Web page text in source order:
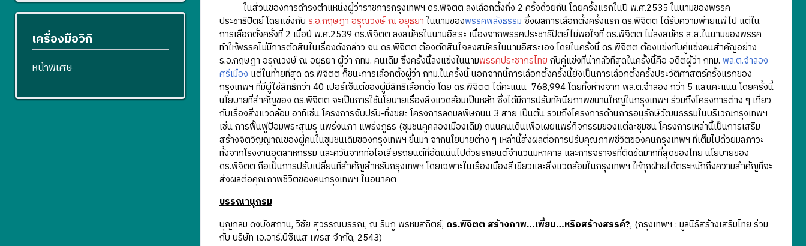
ในส่วนของการดำรงตำแหน่งผู้ว่าราชการกรุงเทพฯ ดร.พิจิตต ลงเลือกตั้งถึง 2 ครั้งด้วยกัน โดยครั้งแรกในปี พ.ศ.2535 ในนามของพรรค
ประชาธิปัตย์ โดยแข่งกับ ร.อ.กฤษฎา อรุณวงษ์ ณ อยุธยา ในนามของพรรคพลังธรรม ซึ่งผลการเลือกตั้งครั้งแรก ดร.พิจิตต ได้รับความพ่ายแพ้ไป แต่ใน
การเลือกตั้งครั้งที่ 2 เมื่อปี พ.ศ.2539 ดร.พิจิตต ลงสมัครในนามอิสระ เนื่องจากพรรคประชาธิปัตย์ไม่พอใจที่ ดร.พิจิตต ไม่ลงสมัคร ส.ส.ในนามของพรรค
ทำให้พรรคไม่มีการตัดสินในเรื่องดังกล่าว จน ดร.พิจิตต ต้องตัดสินใจลงสมัครในนามอิสระเอง โดยในครั้งนี้ ดร.พิจิตต ต้องแข่งกับคู่แข่งคนสำคัญอย่าง
ร.อ.กฤษฎา อรุณวงษ์ ณ อยุธยา ผู้ว่า กทม. คนเดิม ซึ่งครั้งนี้ลงแข่งในนามพรรคประชากรไทย กับคู่แข่งที่น่ากลัวที่สุดในครั้งนี้คือ อดีตผู้ว่า กทม. พล.ต.จำลอง
ศรีเมือง แต่ในท้ายที่สุด ดร.พิจิตต ก็ชนะการเลือกตั้งผู้ว่า กทม.ในครั้งนี้ นอกจากนี้การเลือกตั้งครั้งนี้ยังเป็นการเลือกตั้งครั้งประวัติศาสตร์ครั้งแรกของ
กรุงเทพฯ ที่มีผู้ใช้สิทธิกว่า 40 เปอร์เซ็นต์ของผู้มีสิทธิเลือกตั้ง โดย ดร.พิจิตต ได้คะแนน 768,994 โดยทิ้งห่างจาก พล.ต.จำลอง กว่า 5 แสนคะแนน โดยครั้งนี้
นโยบายที่สำคัญของ ดร.พิจิตต จะเป็นการใช้นโยบายเรื่องสิ่งแวดล้อมเป็นหลัก ซึ่งได้มีการปรับทัศนียภาพขนานใหญ่ในกรุงเทพฯ ร่วมถึงโครงการต่าง ๆ เกี่ยว
กับเรื่องสิ่งแวดล้อม อาทิเช่น โครงการจับปรับ-ทิ้งขยะ โครงการลดมลพิษถนน 3 สาย เป็นต้น รวมถึงโครงการด้านการอนุรักษ์วัฒนธรรมในบริเวณกรุงเทพฯ
เช่น การฟื้นฟูป้อมพระสุเมรุ แพร่งนภา แพร่งภูธร (ชุมชนคูคลองเมืองเดิม) ถนนคนเดินเพื่อเผยแพร่กิจกรรมของแต่ละชุมชน โครงการเหล่านี้เป็นการเสริม
สร้างจิตวิญญาณของผู้คนในชุมชนเดิมของกรุงเทพฯ ขึ้นมา จากนโยบายต่าง ๆ เหล่านี้ส่งผลต่อการปรับคุณภาพชีวิตของคนกรุงเทพฯ ที่เต็มไปด้วยมลภาวะ
ทั้งจากโรงงานอุตสาหกรรม และควันจากท่อไอเสียรถยนต์ที่อัดแน่นไปด้วยรถยนต์จำนวนมหาศาล และการจราจรที่ติดขัดมากที่สุดของไทย นโยบายของ
ดร.พิจิตต ถือเป็นการปรับเปลี่ยนที่สำคัญสำหรับกรุงเทพฯ โดยเฉพาะในเรื่องเมืองสีเขียวและสิ่งแวดล้อมในกรุงเทพฯ ให้ทุกฝ่ายได้ตระหนักถึงความสำคัญที่จะ
ส่งผลต่อคุณภาพชีวิตของคนกรุงเทพฯ ในอนาคต
บรรณานุกรม
บุญกลม ดงบังสถาน, วิชัย สุวรรณบรรณ, ณ ริมภู พรหมสถิตย์, ดร.พิจิตต สร้างภาพ…เพี้ยน…หรือสร้างสรรค์?, (กรุงเทพฯ : มูลนิธิสร้างเสริมไทย ร่วม
กับ บริษัท เอ.อาร์.บิซิเนส เพรส จำกัด, 2543)
เครื่องมือวิกิ
หน้าพิเศษ